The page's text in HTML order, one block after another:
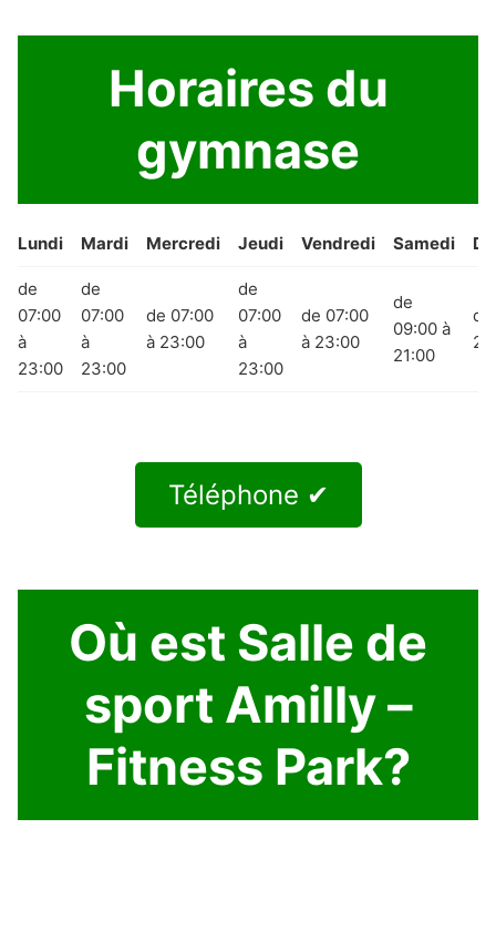
Horaires du
gymnase
Lundi Mardi Mercredi Jeudi Vendredi Samedi
de
07:00
à
23:00
de
07:00
à
23:00
de 07:00
à 23:00
de
07:00
à
23:00
de 07:00
à 23:00
de
09:00 à
21:00
de
Téléphone ✔
Où est Salle de
sport Amilly –
Fitness Park?